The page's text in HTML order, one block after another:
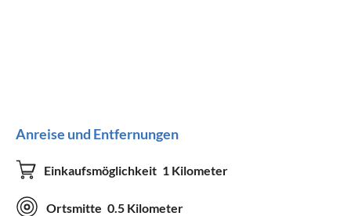
Anreise und Entfernungen
Einkaufsmöglichkeit 1 Kilometer
Ortsmitte 0.5 Kilometer